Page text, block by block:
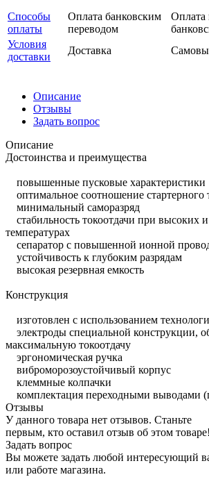
Способы
оплаты
Оплата банковским
переводом
Условия
доставки
Доставка
Описание
Отзывы
Задать вопрос
Описание
Достоинства и преимущества
повышенные пусковые характеристики
оптимальное соотношение стартерного
минимальный саморазряд
стабильность токоотдачи при высоких
температурах
сепаратор с повышенной ионной
устойчивость к глубоким разрядам
высокая резервная емкость
Конструкция
изготовлен с использованием
электроды специальной конструкции,
максимальную токоотдачу
эргономическая ручка
виброморозоустойчивый корпус
клеммные колпачки
комплектация переходными выводами
Отзывы
У данного товара нет отзывов. Станьте
первым, кто оставил отзыв об этом товаре!
Задать вопрос
Вы можете задать любой интересующий
или работе магазина.